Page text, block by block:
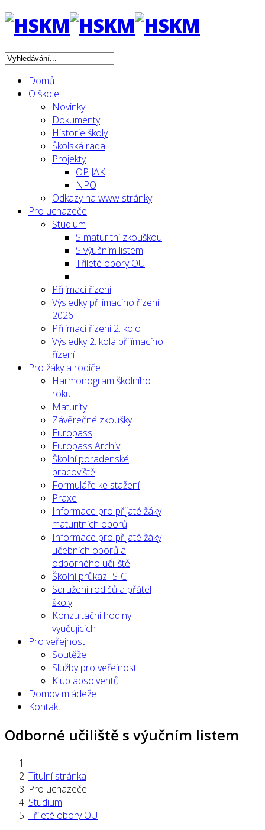
Domů
O škole
Novinky
Dokumenty
Historie školy
Školská rada
Projekty
OP JAK
NPO
Odkazy na www stránky
Pro uchazeče
Studium
S maturitní zkouškou
S výučním listem
Tříleté obory OU
Přijímací řízení
Výsledky přijímacího řízení
2026
Přijímací řízení 2. kolo
Výsledky 2. kola přijímacího
řízení
Pro žáky a rodiče
Harmonogram školního
roku
Maturity
Závěrečné zkoušky
Europass
Europass Archiv
Školní poradenské
pracoviště
Formuláře ke stažení
Praxe
Informace pro přijaté žáky
maturitních oborů
Informace pro přijaté žáky
učebních oborů a
odborného učiliště
Školní průkaz ISIC
Sdružení rodičů a přátel
školy
Konzultační hodiny
vyučujících
Pro veřejnost
Soutěže
Služby pro veřejnost
Klub absolventů
Domov mládeže
Kontakt
Odborné učiliště s výučním listem
Titulní stránka
Pro uchazeče
Studium
Tříleté obory OU